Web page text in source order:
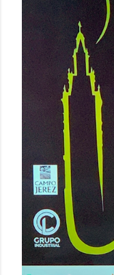
humilde como la
dorado, cargado
sustituto perfecto